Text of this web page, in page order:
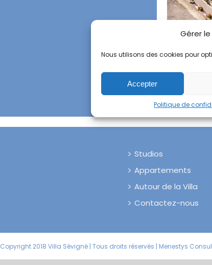
Gérer
Nous utilisons des cookies pour
Accepter
Politique de
Studios
Appartements
Autour de la Villa
Contactez-nous
Copyright 2018 Villa Sévigné | Tous droits réservés | Menestys